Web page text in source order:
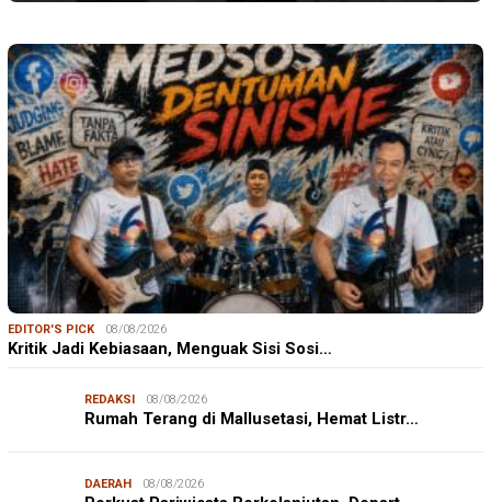
EDITOR'S PICK 08/08/2026
Kritik Jadi Kebiasaan, Menguak Sisi Sosi…
REDAKSI 08/08/2026
Rumah Terang di Mallusetasi, Hemat Listr…
DAERAH 08/08/2026